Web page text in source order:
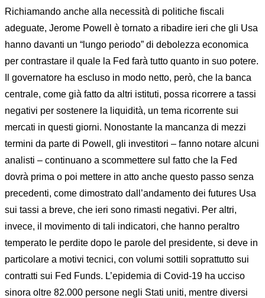
Richiamando anche alla necessità di politiche fiscali
adeguate, Jerome Powell è tornato a ribadire ieri che gli Usa
hanno davanti un “lungo periodo” di debolezza economica
per contrastare il quale la Fed farà tutto quanto in suo potere.
Il governatore ha escluso in modo netto, però, che la banca
centrale, come già fatto da altri istituti, possa ricorrere a tassi
negativi per sostenere la liquidità, un tema ricorrente sui
mercati in questi giorni. Nonostante la mancanza di mezzi
termini da parte di Powell, gli investitori – fanno notare alcuni
analisti – continuano a scommettere sul fatto che la Fed
dovrà prima o poi mettere in atto anche questo passo senza
precedenti, come dimostrato dall’andamento dei futures Usa
sui tassi a breve, che ieri sono rimasti negativi. Per altri,
invece, il movimento di tali indicatori, che hanno peraltro
temperato le perdite dopo le parole del presidente, si deve in
particolare a motivi tecnici, con volumi sottili soprattutto sui
contratti sui Fed Funds. L’epidemia di Covid-19 ha ucciso
sinora oltre 82.000 persone negli Stati uniti, mentre diversi